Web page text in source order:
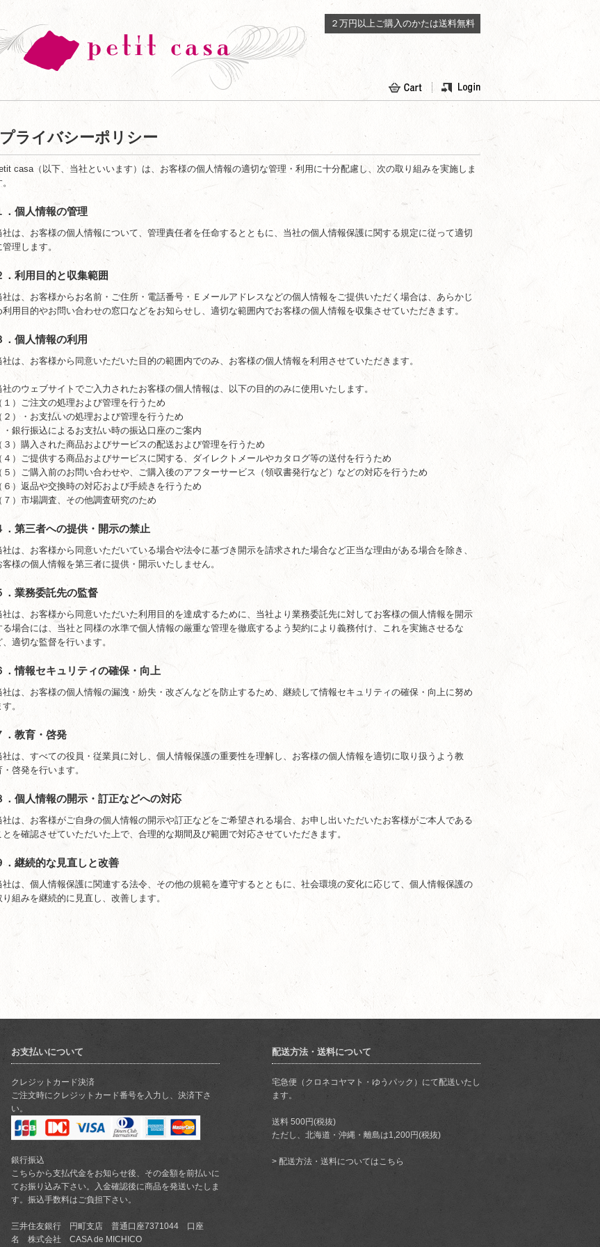
２万円以上ご購入のかたは送料無料
プライバシーポリシー
casa（以下、当社といいます）は、お客様の個人情報の適切な管理・利用に十分配慮し、次の取り組みを実施しま
．個人情報の管理
社は、お客様の個人情報について、管理責任者を任命するとともに、当社の個人情報保護に関する規定に従って適切
管理します。
．利用目的と収集範囲
社は、お客様からお名前・ご住所・電話番号・Ｅメールアドレスなどの個人情報をご提供いただく場合は、あらかじ
利用目的やお問い合わせの窓口などをお知らせし、適切な範囲内でお客様の個人情報を収集させていただきます。
．個人情報の利用
社は、お客様から同意いただいた目的の範囲内でのみ、お客様の個人情報を利用させていただきます。
社のウェブサイトでご入力されたお客様の個人情報は、以下の目的のみに使用いたします。
１）ご注文の処理および管理を行うため
２）・お支払いの処理および管理を行うため
銀行振込によるお支払い時の振込口座のご案内
３）購入された商品およびサービスの配送および管理を行うため
４）ご提供する商品およびサービスに関する、ダイレクトメールやカタログ等の送付を行うため
５）ご購入前のお問い合わせや、ご購入後のアフターサービス（領収書発行など）などの対応を行うため
６）返品や交換時の対応および手続きを行うため
７）市場調査、その他調査研究のため
．第三者への提供・開示の禁止
社は、お客様から同意いただいている場合や法令に基づき開示を請求された場合など正当な理由がある場合を除き、
客様の個人情報を第三者に提供・開示いたしません。
．業務委託先の監督
社は、お客様から同意いただいた利用目的を達成するために、当社より業務委託先に対してお客様の個人情報を開示
る場合には、当社と同様の水準で個人情報の厳重な管理を徹底するよう契約により義務付け、これを実施させるな
、適切な監督を行います。
．情報セキュリティの確保・向上
社は、お客様の個人情報の漏洩・紛失・改ざんなどを防止するため、継続して情報セキュリティの確保・向上に努め
す。
．教育・啓発
社は、すべての役員・従業員に対し、個人情報保護の重要性を理解し、お客様の個人情報を適切に取り扱うよう教
・啓発を行います。
．個人情報の開示・訂正などへの対応
社は、お客様がご自身の個人情報の開示や訂正などをご希望される場合、お申し出いただいたお客様がご本人である
とを確認させていただいた上で、合理的な期間及び範囲で対応させていただきます。
．継続的な見直しと改善
社は、個人情報保護に関連する法令、その他の規範を遵守するとともに、社会環境の変化に応じて、個人情報保護の
り組みを継続的に見直し、改善します。
お支払いについて
クレジットカード決済
ご注文時にクレジットカード番号を入力し、決済下さ
い。
銀行振込
こちらから支払代金をお知らせ後、その金額を前払いに
てお振り込み下さい。入金確認後に商品を発送いたしま
す。振込手数料はご負担下さい。
三井住友銀行 円町支店 普通口座7371044 口座
名 株式会社 CASA de MICHICO
配送方法・送料について
宅急便（クロネコヤマト・ゆうパック）にて配送いたし
ます。
送料 500円(税抜)
ただし、北海道・沖縄・離島は1,200円(税抜)
> 配送方法・送料についてはこちら